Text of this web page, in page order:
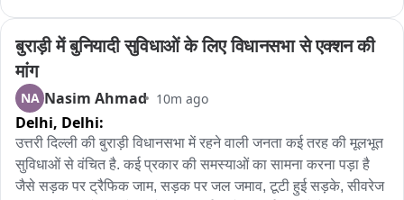
जिला स्तरीय अधिकारी जनप्रतिनिधि शामिल हुए। रैली में पुलिस होमगार्ड,
एएनएम प्रशिक्षणार्थी, स्कूली छात्र-छात्राएं, बास्केटबॉल अकादमी के
खिलाड़ी सहित अन्य संभाग्यों ने अपने हाथों में तिरंगा लिए हुए रैली में भाग
लिया। संभागियों ने भारत माता की जय, वंदे मातरम, स्वतंत्रता सेनानी अमर
रहे राष्ट्रभक्ति के नारों से पूरे मार्ग को गगुंजायमान कर दिया। यह रैली
गड़ीसर चौराहा से रवाना होकर नगर परिषद, एयरफोर्स चौराहा, नीरज बस
स्टैंड चौराहा, हनुमान सर्किल होती हुई गांधी दर्शन गांधी जी की मूर्ति के स्थल
तक पहुंची। रैली में अधिकारियों ने हाथों में तिरंगा लिए संभागीय का मनोबल
बुराड़ी में बुनियादी सुविधाओं के लिए विधानसभा से एक्शन की
मांग
NA Nasim Ahmad 10m ago
Delhi, Delhi:
उत्तरी दिल्ली की बुराड़ी विधानसभा में रहने वाली जनता कई तरह की मूलभूत
सुविधाओं से वंचित है. कई प्रकार की समस्याओं का सामना करना पड़ा है
जैसे सड़क पर ट्रैफिक जाम, सड़क पर जल जमाव, टूटी हुई सड़के, सीवरेज